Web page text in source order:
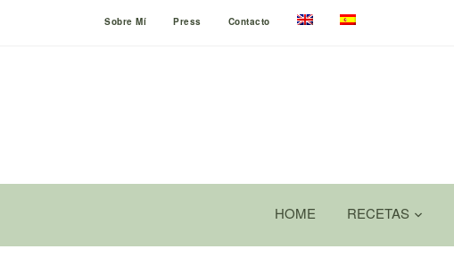
Sobre Mí Press Contacto
HOME RECETAS